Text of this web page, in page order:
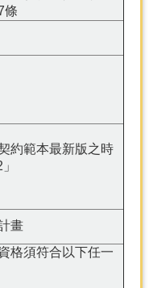
條
約範本最新版之時
畫
格須符合以下任一